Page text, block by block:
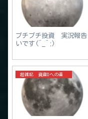
プチプチ投資 実況報
いです(^_^;)
超雑記 資産0への道